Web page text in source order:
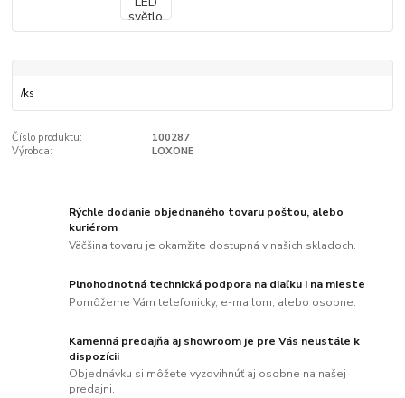
/ks
Číslo produktu:
100287
Výrobca:
LOXONE
Rýchle dodanie objednaného tovaru poštou, alebo
kuriérom
Väčšina tovaru je okamžite dostupná v našich skladoch.
Plnohodnotná technická podpora na diaľku i na mieste
Pomôžeme Vám telefonicky, e-mailom, alebo osobne.
Kamenná predajňa aj showroom je pre Vás neustále k
dispozícii
Objednávku si môžete vyzdvihnúť aj osobne na našej
predajni.